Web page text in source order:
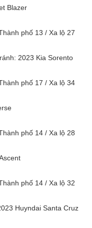
Blazer
phố 13 / Xa lộ 27
2023 Kia Sorento
phố 17 / Xa lộ 34
phố 14 / Xa lộ 28
phố 14 / Xa lộ 32
Huyndai Santa Cruz